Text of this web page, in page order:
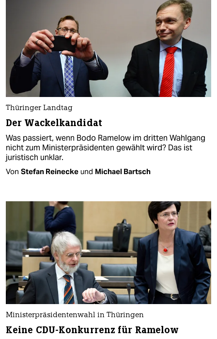
Thüringer Landtag
Der Wackelkandidat
Was passiert, wenn Bodo Ramelow im dritten Wahlgang
nicht zum Ministerpräsidenten gewählt wird? Das ist
juristisch unklar.
Von Stefan Reinecke und Michael Bartsch
Ministerpräsidentenwahl in Thüringen
Keine CDU-Konkurrenz für Ramelow